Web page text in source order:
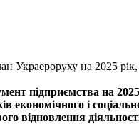
Украероруху на 2025
підприємства на
економічного і
відновлення